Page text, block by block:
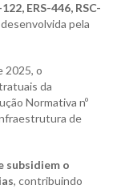
122, ERS-446, RSC-
pela
2025, o
da
Normativa nº
de
subsidiem o
, contribuindo